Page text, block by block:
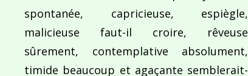
spontanée, capricieuse, espiègle,
malicieuse faut-il croire, rêveuse
sûrement, contemplative absolument,
timide beaucoup et agaçante semblerait-